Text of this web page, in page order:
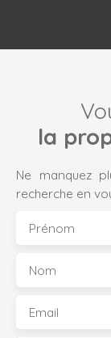
la
Ne manquez
recherche en
Prénom
Nom
Email